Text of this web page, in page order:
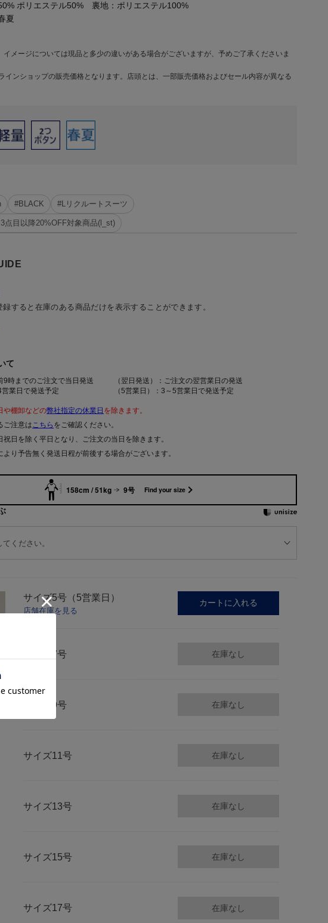
ポリエステル50% 裏地：ポリエステル100%
夏
イメージについては現品と多少の違いがある場合がございますが、予めご了承くださいま
インショップの販売価格となります。店頭とは、一部販売価格およびセール内容が異なる
#BLACK #Lリクルートスーツ
点目以降20%OFF対象商品(l_st)
録すると在庫のある商品だけを表示することができます。
て
9時までのご注文で当日発送
（翌日発送）：ご注文の翌営業日の発送
営業日で発送予定
（5営業日）：3～5営業日で発送予定
や棚卸などの弊社指定の休業日 を除きます。
ご注意はこちら をご確認ください。
日を除く平日となり、ご注文の当日を除きます。
り予告無く発送日程が前後する場合がございます。
158cm / 51kg 9号 Find your size
サイズ5号（5営業日）
店舗在庫を見る
カートに入れる
7号 在庫なし
9号 在庫なし
サイズ11号 在庫なし
サイズ13号 在庫なし
サイズ15号 在庫なし
サイズ17号 在庫なし